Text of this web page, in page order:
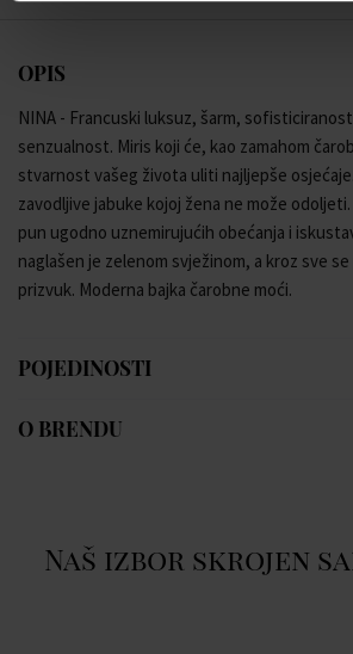
OPIS
NINA - Francuski luksuz, šarm,
senzualnost. Miris koji će, kao zamahom
stvarnost vašeg života uliti najljepše
zavodljive jabuke kojoj žena ne može
pun ugodno uznemirujućih obećanja i
naglašen je zelenom svježinom, a kroz sve
prizvuk. Moderna bajka čarobne moći.
POJEDINOSTI
O BRENDU
Naš izbor skrojen